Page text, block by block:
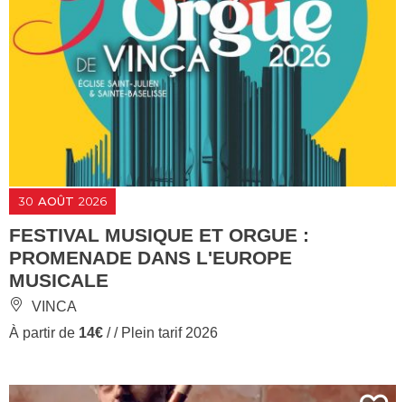
30 AOÛT 2026
FESTIVAL MUSIQUE ET ORGUE :
PROMENADE DANS L'EUROPE
MUSICALE
VINCA
À partir de 14€ / / Plein tarif 2026